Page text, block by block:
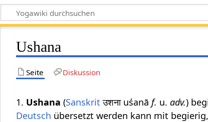
Ushana
Seite Diskussion
1. Ushana (Sanskrit उशना uśanā f. u.adv.)
Deutsch übersetzt werden kann mit